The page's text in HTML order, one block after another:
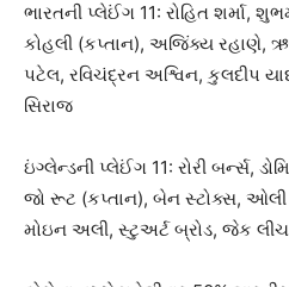
ભારતની પ્લેઈંગ 11: રોહિત શર્મા,
કોહલી (કપ્તાન), અજિંક્ય રહાણે,
પટેલ, રવિચંદ્રન અશ્વિન, કુલદીપ
સિરાજ
ઇંગ્લેન્ડની પ્લેઈંગ 11: રોરી બર્ન્સ,
જો રૂટ (કપ્તાન), બેન સ્ટોક્સ, ઓલી
મોઇન અલી, સ્ટુઅર્ટ બ્રોડ, જેક